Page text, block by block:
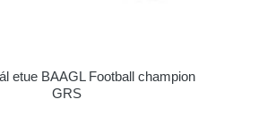
etue BAAGL Football champion
GRS